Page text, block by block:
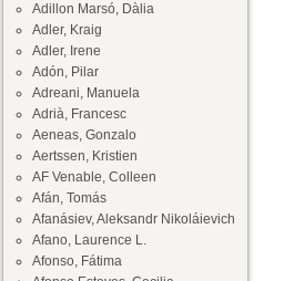
Adillon Marsó, Dàlia
Adler, Kraig
Adler, Irene
Adón, Pilar
Adreani, Manuela
Adrià, Francesc
Aeneas, Gonzalo
Aertssen, Kristien
AF Venable, Colleen
Afán, Tomás
Afanásiev, Aleksandr Nikoláievich
Afano, Laurence L.
Afonso, Fátima